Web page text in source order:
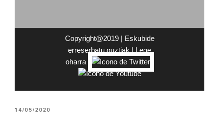
Copyright@2019 | Eskubide
erreserbatu guztiak | Lege
oharra|
14/05/2020